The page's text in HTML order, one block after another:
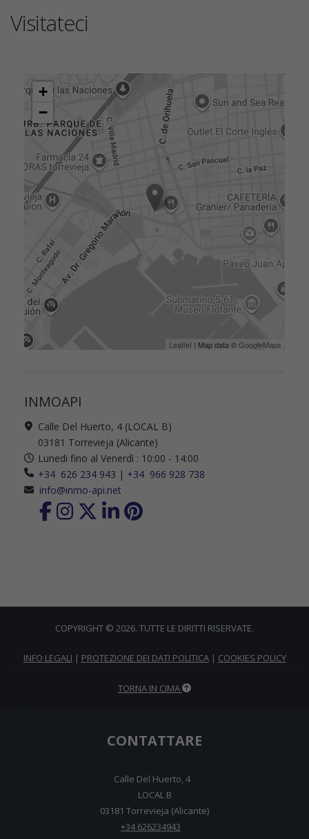
Visitateci
+
−
Leaflet | Map data ©GoogleMaps
INMOAPI
Calle Del Huerto, 4 (LOCAL B)
03181 Torrevieja (Alicante)
Lunedi fino al Venerdì : 10:00 - 14:00
+34 626 234 943 | +34 966 928 738
info@inmo-api.net
COPYRIGHT © 2026. TUTTE LE DIRITTI RISERVATE.
INFO LEGALI | PROTEZIONE DEI DATI POLITICA| COOKIES POLICY
TORNA IN CIMA
CONTATTARE
Calle Del Huerto, 4
LOCAL B
03181 Torrevieja (Alicante)
+34 626234943